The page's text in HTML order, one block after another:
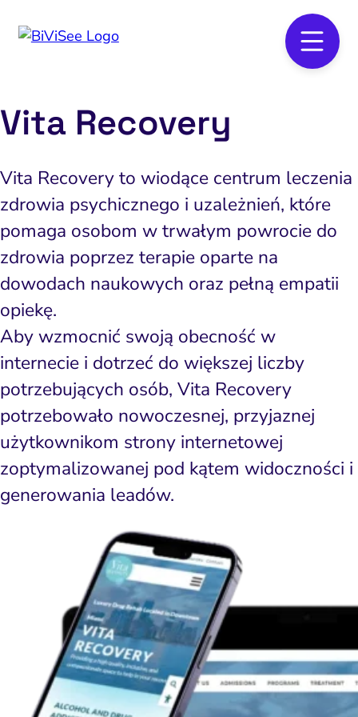
Vita Recovery
Vita Recovery to wiodące centrum leczenia
zdrowia psychicznego i uzależnień, które
pomaga osobom w trwałym powrocie do
zdrowia poprzez terapie oparte na
dowodach naukowych oraz pełną empatii
opiekę.
Aby wzmocnić swoją obecność w
internecie i dotrzeć do większej liczby
potrzebujących osób, Vita Recovery
potrzebowało nowoczesnej, przyjaznej
użytkownikom strony internetowej
zoptymalizowanej pod kątem widoczności i
generowania leadów.